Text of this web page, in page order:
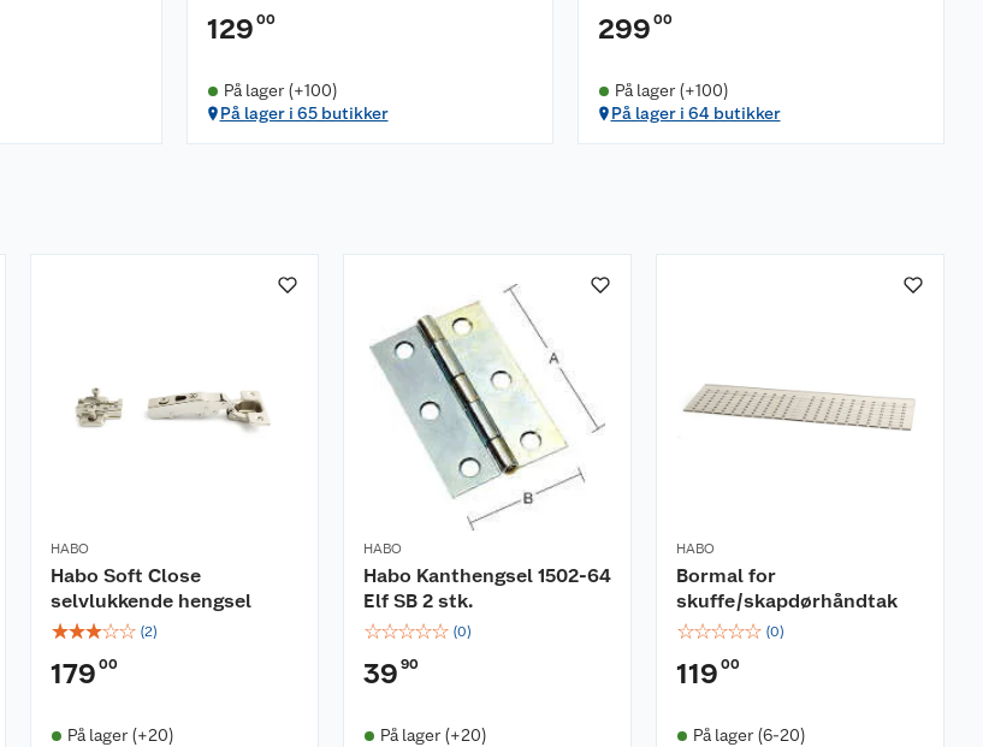
129 00
På lager (+100)
På lager i 65 butikker
299 00
På lager (+100)
På lager i 64 butikker
HABO
Habo Soft Close
selvlukkende hengsel
☆☆☆☆☆ (2)
179 00
På lager (+20)
HABO
Habo Kanthengsel 1502-64
Elf SB 2 stk.
☆☆☆☆☆ (0)
39 90
På lager (+20)
HABO
Bormal for
skuffe/skapdørhåndtak
☆☆☆☆☆ (0)
119 00
På lager (6-20)